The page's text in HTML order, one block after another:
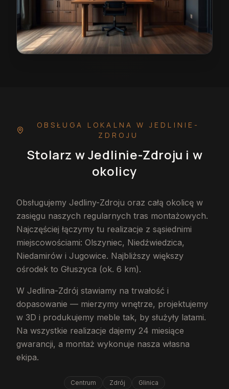
OBSŁUGA LOKALNAW JEDLINIE-
ZDROJU
Stolarz w Jedlinie-Zdroju i w
okolicy
Obsługujemy Jedliny-Zdroju oraz całą okolicę w
zasięgu naszych regularnych tras montażowych.
Najczęściej łączymy tu realizacje z sąsiednimi
miejscowościami: Olszyniec, Niedźwiedzica,
Niedamirów i Jugowice. Najbliższy większy
ośrodek to Głuszyca (ok. 6 km).
W Jedlina-Zdrój stawiamy na trwałość i
dopasowanie — mierzymy wnętrze, projektujemy
w 3D i produkujemy meble tak, by służyły latami.
Na wszystkie realizacje dajemy 24 miesiące
gwarancji, a montaż wykonuje nasza własna
ekipa.
Centrum Zdrój Glinica